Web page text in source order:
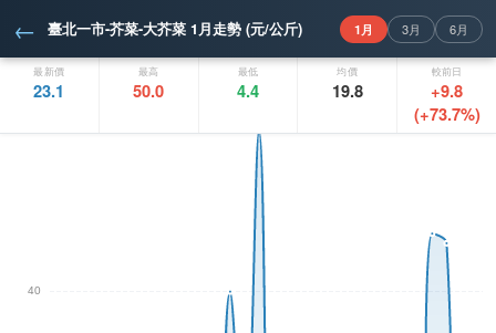
← 臺北一市-芥菜-大芥菜 1月走勢 (元/公斤) 1月 3月 6月
最新價
23.1
最高
50.0
最低
4.4
均價
19.8
較前日
+9.8
(+73.7%)